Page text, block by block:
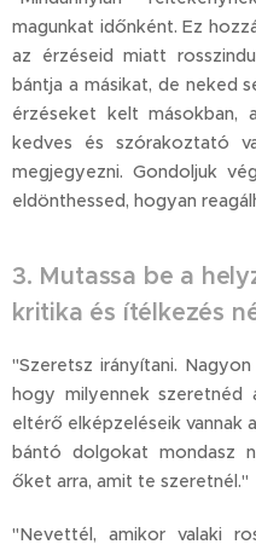
magunkat időnként. Ez
az érzéseid miatt
bántja a másikat, de neked
érzéseket kelt másokban,
kedves és szórakoztató
megjegyezni. Gondoljuk
eldönthessed, hogyan
3. Mutassa be a
kritika és ítélkezés
"Szeretsz irányítani.
hogy milyennek szeretnéd
eltérő elképzeléseik vannak
bántó dolgokat mondasz
őket arra, amit te szeretnél."
"Nevettél, amikor valaki